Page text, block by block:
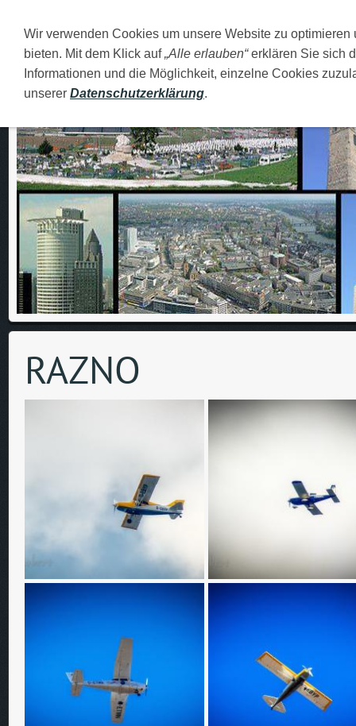
DEUTSCH O MENI FAMILIJA MOJI GRADOVI
RAZNO
Wir verwenden Cookies um unsere Website zu
bieten. Mit dem Klick auf„Alle erlauben“erklären Sie sich
Informationen und die Möglichkeit, einzelne Cookies
unserer Datenschutzerklärung.